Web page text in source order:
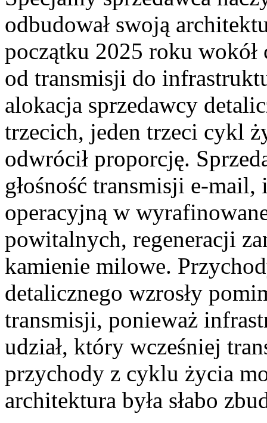
odbudował swoją
początku 2025 roku wokół
od transmisji do
alokacja sprzedawcy
trzecich, jeden trzeci cykl
odwrócił proporcję.
głośność transmisji e-
operacyjną w
powitalnych, regeneracji
kamienie milowe.
detalicznego wzrosły
transmisji, ponieważ
udział, który wcześniej
przychody z cyklu życia
architektura była słabo